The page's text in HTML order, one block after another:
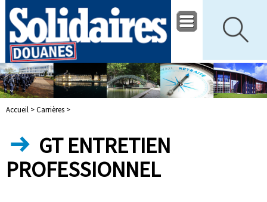
Accueil >Carrières >
GT ENTRETIEN
PROFESSIONNEL